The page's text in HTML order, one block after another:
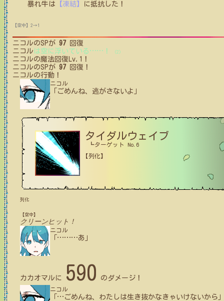
暴れ牛は 【凍結】 に抵抗 した！
【空中】2→1
ニコルのSPが 97 回復
ニコル は空に浮いている …… ！ (2)
ニコルの魔法回復Lv.1！
ニコルのSPが 97 回復！
ニコルの行動！
ニコル
「ごめんね、逃がさないよ」
タイダルウェイブ
┗ターゲット No.6
【列化】
列化
【空中】
クリーンヒット！
ニコル
………あ」
カカオマル に 590 のダメージ！
ニコル
… ごめんね、わたしは生き抜かなきゃいけないから